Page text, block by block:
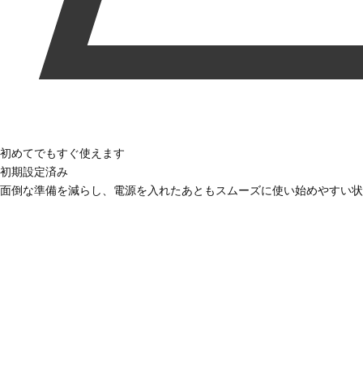
初めてでもすぐ使えます
初期設定済み
面倒な準備を減らし、電源を入れたあともスムーズに使い始めやすい